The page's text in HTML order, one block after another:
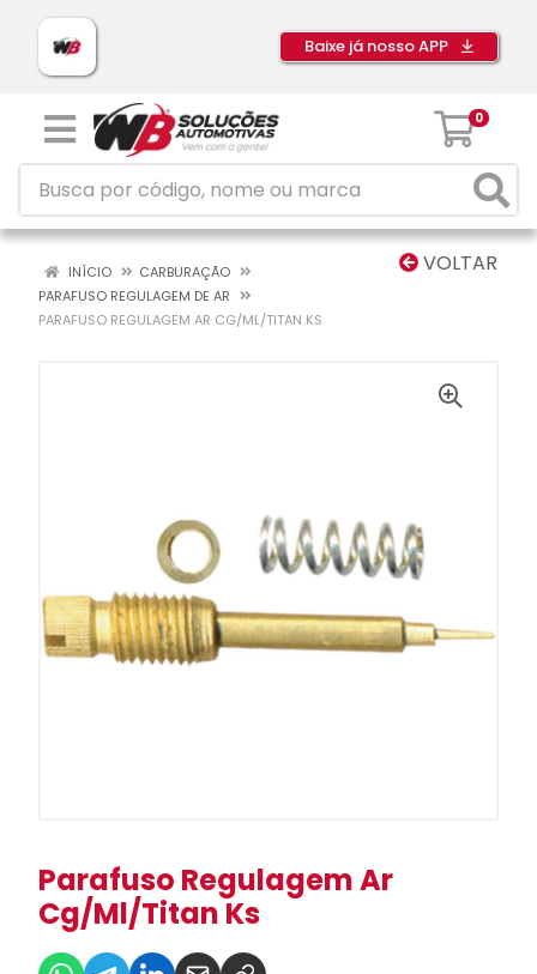
Baixe já nosso APP
0
VOLTAR
INÍCIO
CARBURAÇÃO
PARAFUSO REGULAGEM DE AR
PARAFUSO REGULAGEM AR CG/ML/TITAN KS
Parafuso Regulagem Ar
Cg/Ml/Titan Ks